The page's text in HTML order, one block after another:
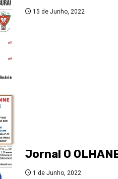
15 de Junho, 2022
Jornal O
1 de Junho, 2022